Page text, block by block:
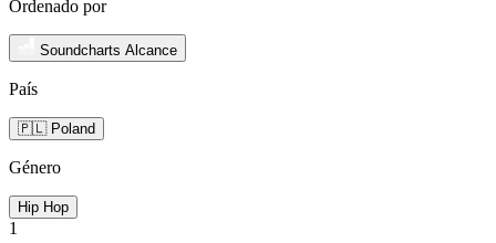
Ordenado por
Soundcharts Alcance
País
🇵🇱 Poland
Género
Hip Hop
1